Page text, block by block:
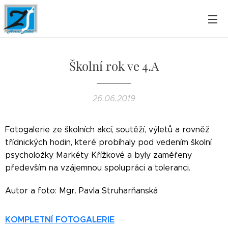
Školní rok ve 4.A
26.06.2019
Fotogalerie ze školních akcí, soutěží, výletů a rovněž
třídnických hodin, které probíhaly pod vedením školní
psycholožky Markéty Křížkové a byly zaměřeny
především na vzájemnou spolupráci a toleranci.
Autor a foto: Mgr. Pavla Struharňanská
KOMPLETNÍ FOTOGALERIE